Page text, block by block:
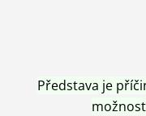
Představa je